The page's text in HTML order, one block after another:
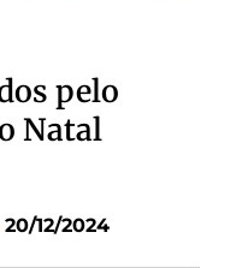
pelo
Natal
20/12/2024